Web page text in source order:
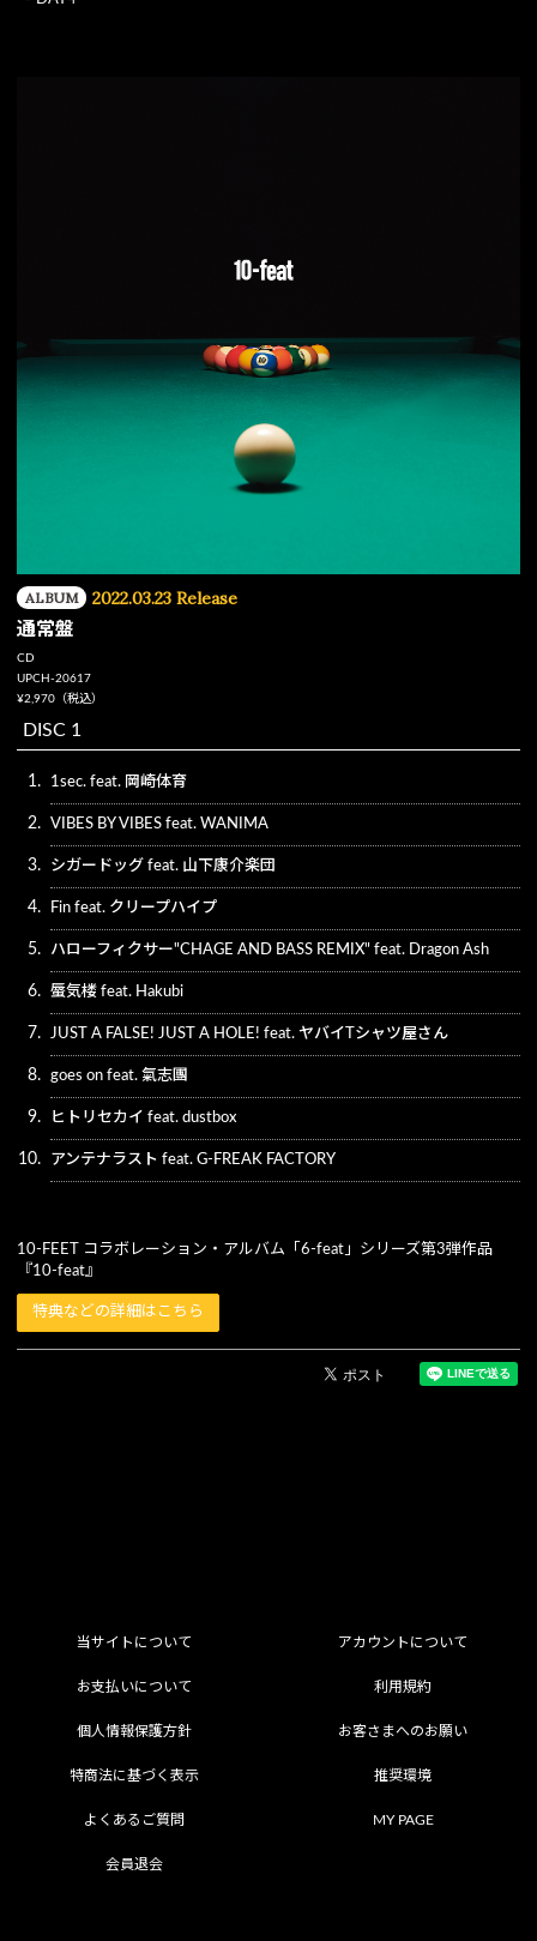
ALBUM 2022.03.23 Release
通常盤
CD
UPCH-20617
¥2,970（税込）
DISC 1
1. 1sec. feat. 岡崎体育
2. VIBES BY VIBES feat. WANIMA
3. シガードッグ feat. 山下康介楽団
4. Fin feat. クリープハイプ
5. ハローフィクサー"CHAGE AND BASS REMIX" feat. Dragon Ash
6. 蜃気楼 feat. Hakubi
7. JUST A FALSE! JUST A HOLE! feat. ヤバイTシャツ屋さん
8. goes on feat. 氣志團
9. ヒトリセカイ feat. dustbox
10. アンテナラスト feat. G-FREAK FACTORY
10-FEET コラボレーション・アルバム「6-feat」シリーズ第3弾作品
『10-feat』
特典などの詳細はこちら
当サイトについて アカウントについて
お支払いについて 利用規約
個人情報保護方針 お客さまへのお願い
特商法に基づく表示 推奨環境
よくあるご質問 MY PAGE
会員退会